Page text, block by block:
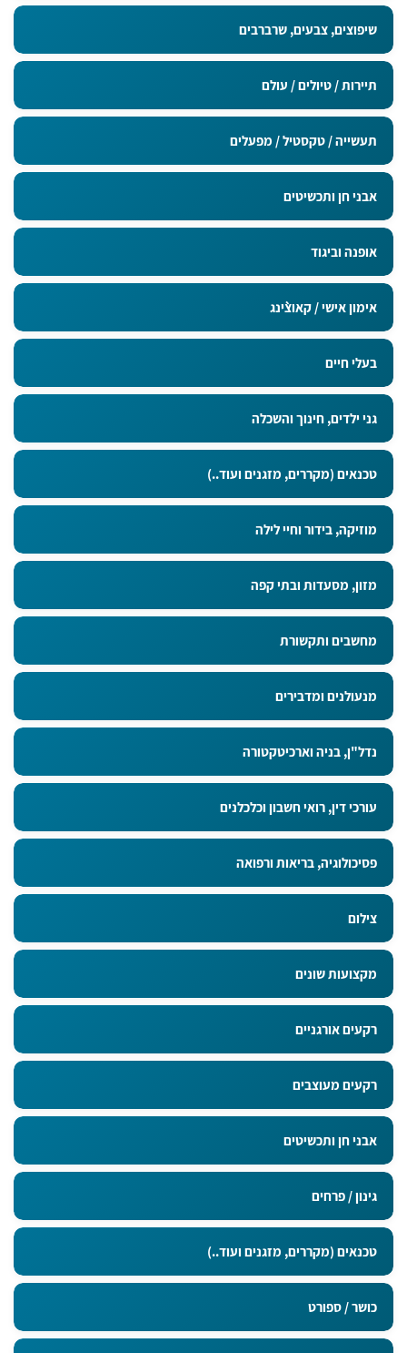
מדבקות בגודל 9x5 ס"מ
שיפוצים, צבעים, שרברבים
תיירות / טיולים / עולם
תעשייה / טקסטיל / מפעלים
אבני חן ותכשיטים
אופנה וביגוד
אימון אישי / קאוצ`ינג
בעלי חיים
גני ילדים, חינוך והשכלה
טכנאים (מקררים, מזגנים ועוד..)
מוזיקה, בידור וחיי לילה
מזון, מסעדות ובתי קפה
מחשבים ותקשורת
מנעולנים ומדבירים
נדל"ן, בניה וארכיטקטורה
עורכי דין, רואי חשבון וכלכלנים
פסיכולוגיה, בריאות ורפואה
צילום
מקצועות שונים
רקעים אורגניים
רקעים מעוצבים
אבני חן ותכשיטים
גינון / פרחים
טכנאים (מקררים, מזגנים ועוד..)
כושר / ספורט